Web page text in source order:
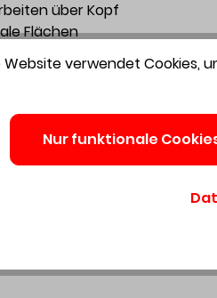
über Kopf
Flächen
Fensterrahmen, Türzargen
mit unbegrenzter
Bluetooth® Akkupack
TCL 6, StickFix
Festool Service. Der
Website verwendet Cookies,
Nur funktionale